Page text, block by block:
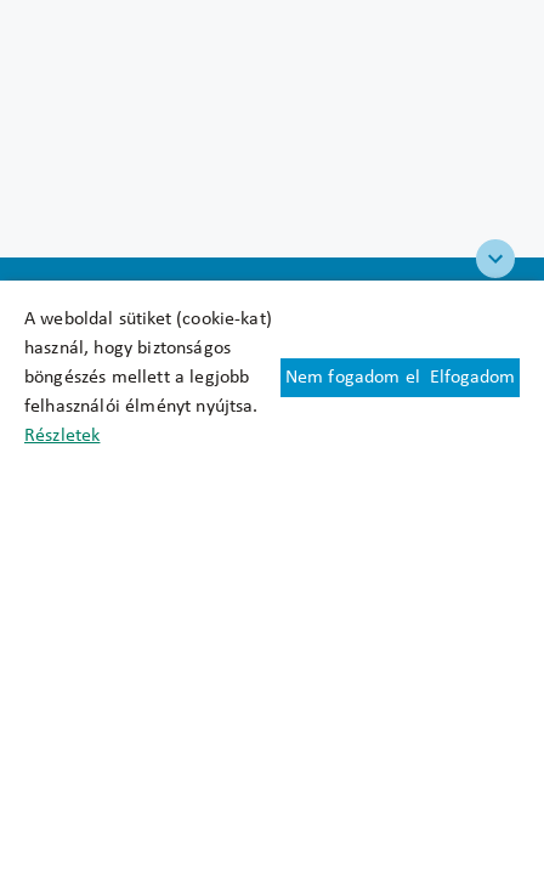
A weboldal sütiket (cookie-kat)
használ, hogy biztonságos
böngészés mellett a legjobb
felhasználói élményt nyújtsa.
Részletek
Nem fogadom el Elfogadom
Felhasználási feltételek